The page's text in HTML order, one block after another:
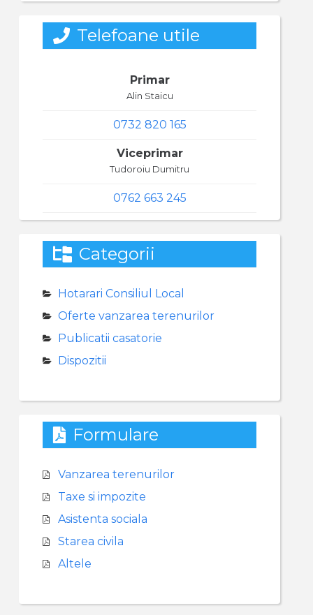
Telefoane utile
Primar
Alin Staicu
0732 820 165
Viceprimar
Tudoroiu Dumitru
0762 663 245
Categorii
Hotarari Consiliul Local
Oferte vanzarea terenurilor
Publicatii casatorie
Dispozitii
Formulare
Vanzarea terenurilor
Taxe si impozite
Asistenta sociala
Starea civila
Altele